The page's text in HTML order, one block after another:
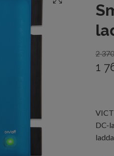
2
1
DC-